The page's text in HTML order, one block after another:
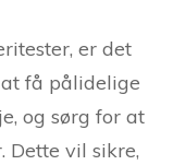
er det
få pålidelige
og sørg for at
Dette vil sikre,